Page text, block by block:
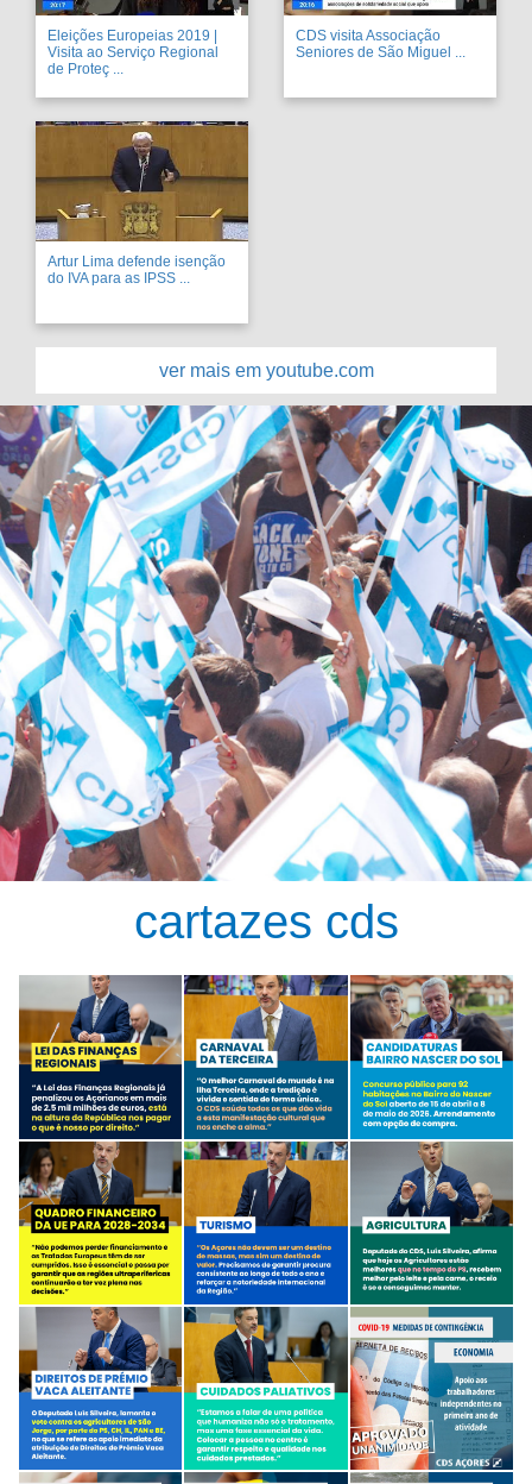
Eleições Europeias 2019 |
Visita ao Serviço Regional
de Proteç ...
CDS visita Associação
Seniores de São Miguel ...
Artur Lima defende isenção
do IVA para as IPSS ...
ver mais em youtube.com
cartazes cds